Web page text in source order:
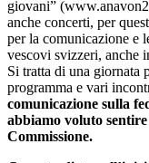
giovani”
anche concerti, per
per la comunicazione e
vescovi svizzeri, anche
Si tratta di una giornata
programma e vari
comunicazione sulla
abbiamo voluto
Commissione.